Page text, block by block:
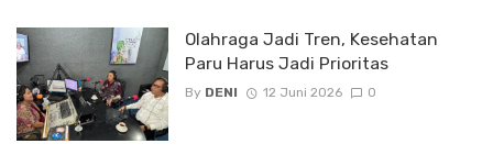
Olahraga Jadi Tren, Kesehatan
Paru Harus Jadi Prioritas
By DENI 12 Juni 2026 0